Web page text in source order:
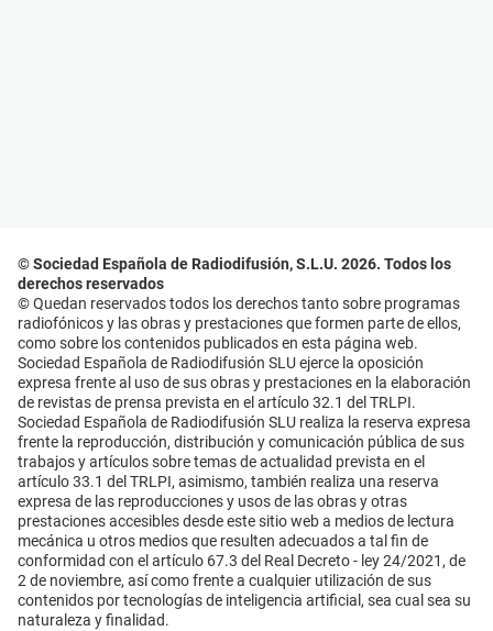
© Sociedad Española de Radiodifusión, S.L.U. 2026. Todos los
derechos reservados
© Quedan reservados todos los derechos tanto sobre programas
radiofónicos y las obras y prestaciones que formen parte de ellos,
como sobre los contenidos publicados en esta página web.
Sociedad Española de Radiodifusión SLU ejerce la oposición
expresa frente al uso de sus obras y prestaciones en la elaboración
de revistas de prensa prevista en el artículo 32.1 del TRLPI.
Sociedad Española de Radiodifusión SLU realiza la reserva expresa
frente la reproducción, distribución y comunicación pública de sus
trabajos y artículos sobre temas de actualidad prevista en el
artículo 33.1 del TRLPI, asimismo, también realiza una reserva
expresa de las reproducciones y usos de las obras y otras
prestaciones accesibles desde este sitio web a medios de lectura
mecánica u otros medios que resulten adecuados a tal fin de
conformidad con el artículo 67.3 del Real Decreto - ley 24/2021, de
2 de noviembre, así como frente a cualquier utilización de sus
contenidos por tecnologías de inteligencia artificial, sea cual sea su
naturaleza y finalidad.